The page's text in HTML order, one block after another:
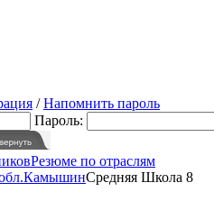
/Напомнить пароль
Пароль:
Резюме по отраслям
КамышинСредняя Школа 8